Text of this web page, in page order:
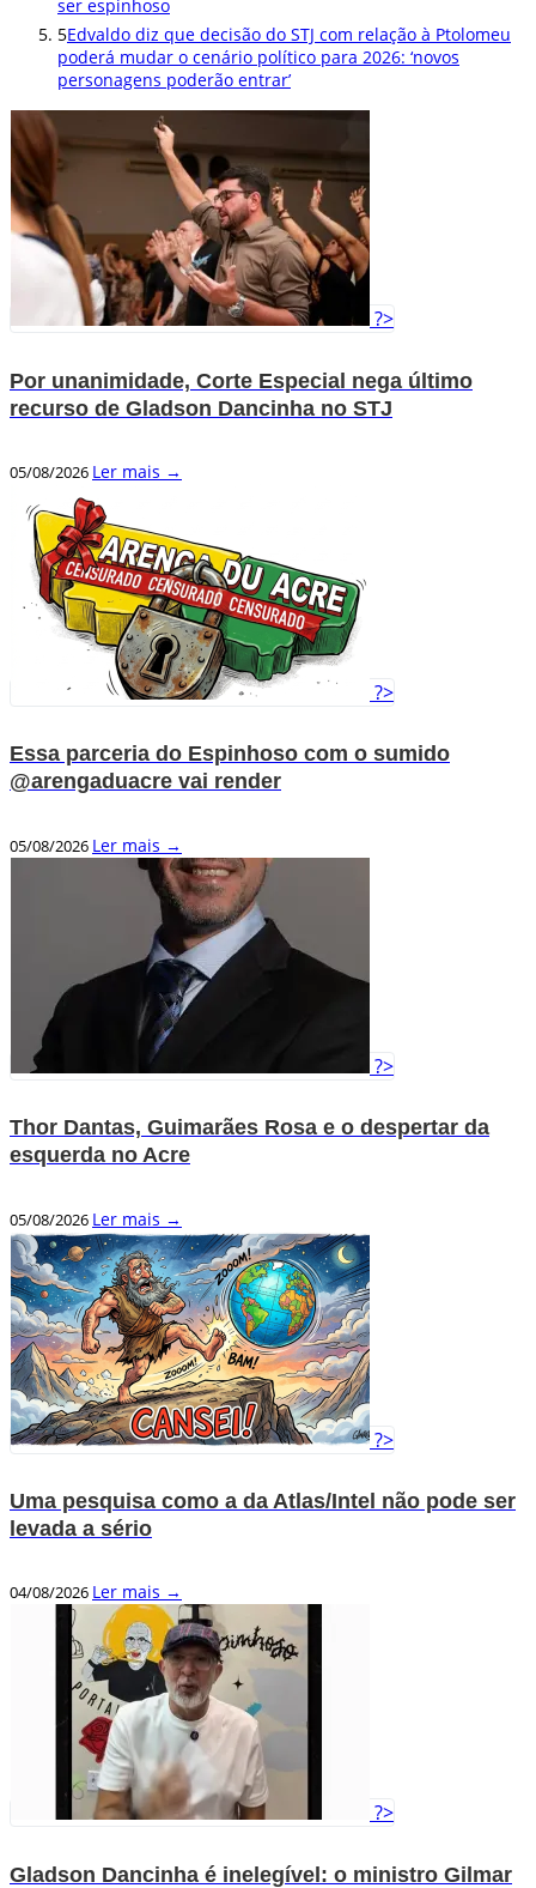
ser espinhoso
5Edvaldo diz que decisão do STJ com relação à Ptolomeu
poderá mudar o cenário político para 2026: ‘novos
personagens poderão entrar’
?>
Por unanimidade, Corte Especial nega último
recurso de Gladson Dancinha no STJ
05/08/2026 Ler mais →
?>
Essa parceria do Espinhoso com o sumido
@arengaduacre vai render
05/08/2026 Ler mais →
?>
Thor Dantas, Guimarães Rosa e o despertar da
esquerda no Acre
05/08/2026 Ler mais →
?>
Uma pesquisa como a da Atlas/Intel não pode ser
levada a sério
04/08/2026 Ler mais →
?>
Gladson Dancinha é inelegível: o ministro Gilmar